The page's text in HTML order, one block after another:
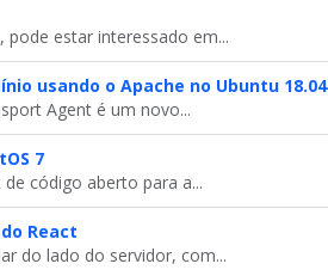
pode estar interessado em...
usando o Apache no Ubuntu 18.04
Agent é um novo...
7
código aberto para a...
React
do lado do servidor, com...